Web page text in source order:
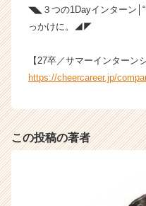
◥◣３つの1Dayインターン
っかけに。◢◤
【27卒／サマーインターン
https://cheercareer.jp/
この投稿の著者